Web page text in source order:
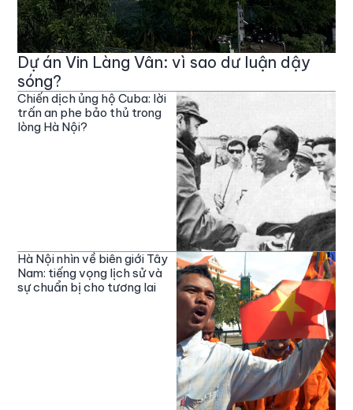
Dự án Vin Làng Vân: vì sao dư luận dậy
sóng?
Chiến dịch ủng hộ Cuba: lời
trấn an phe bảo thủ trong
lòng Hà Nội?
Hà Nội nhìn về biên giới Tây
Nam: tiếng vọng lịch sử và
sự chuẩn bị cho tương lai